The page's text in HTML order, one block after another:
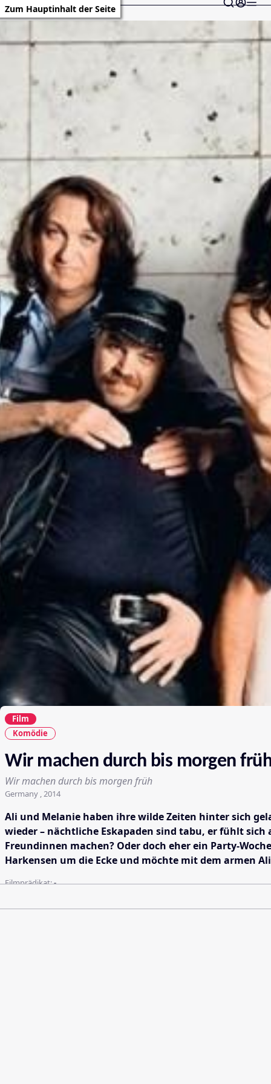
Zum Hauptinhalt der Seite
Film
Komödie
Wir machen durch bis morgen
Wir machen durch bis morgen früh
Germany , 2014
Ali und Melanie haben ihre wilde Zeiten hinter sich
wieder – nächtliche Eskapaden sind tabu, er fühlt
Freundinnen machen? Oder doch eher ein Party-
Harkensen um die Ecke und möchte mit dem armen
Filmprädikat:-